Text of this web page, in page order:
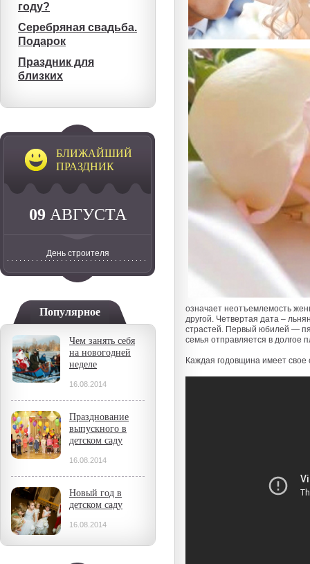
году?
Серебряная свадьба.
Подарок
Праздник для
близких
БЛИЖАЙШИЙ
ПРАЗДНИК
09 АВГУСТА
День строителя
Популярное
Чем занять себя
на новогодней
неделе
16.08.2014
Празднование
выпускного в
детском саду
16.08.2014
Новый год в
детском саду
16.08.2014
означает неотъемлемость
другой. Четвертая дата –
страстей. Первый юбилей —
семья отправляется в долгое
Каждая годовщина имеет свое